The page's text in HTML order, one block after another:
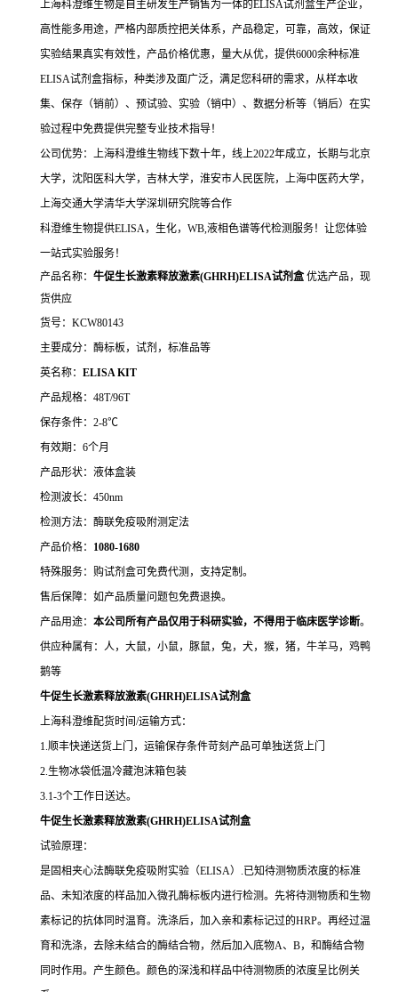
上海科澄维生物是自主研发生产销售为一体的ELISA试剂盒生产企业，
高性能多用途，严格内部质控把关体系，产品稳定，可靠，高效，保证
实验结果真实有效性，产品价格优惠，量大从优，提供6000余种标准
ELISA试剂盒指标，种类涉及面广泛，满足您科研的需求，从样本收
集、保存（销前）、预试验、实验（销中）、数据分析等（销后）在实
验过程中免费提供完整专业技术指导！
公司优势：上海科澄维生物线下数十年，线上2022年成立，长期与北京
大学，沈阳医科大学，吉林大学，淮安市人民医院，上海中医药大学，
上海交通大学清华大学深圳研究院等合作
科澄维生物提供ELISA，生化，WB,液相色谱等代检测服务！让您体验
一站式实验服务！
产品名称： 牛促生长激素释放激素(GHRH)ELISA试剂盒 优选产品，现
货供应
货号：KCW80143
主要成分：酶标板，试剂，标准品等
英名称： ELISA KIT
产品规格：48T/96T
保存条件：2-8℃
有效期：6个月
产品形状：液体盒装
检测波长：450nm
检测方法：酶联免疫吸附测定法
产品价格： 1080-1680
特殊服务：购试剂盒可免费代测，支持定制。
售后保障：如产品质量问题包免费退换。
产品用途： 本公司所有产品仅用于科研实验，不得用于临床医学诊断。
供应种属有：人，大鼠，小鼠，豚鼠，兔，犬，猴，猪，牛羊马，鸡鸭
鹅等
牛促生长激素释放激素(GHRH)ELISA试剂盒
上海科澄维配货时间/运输方式：
1.顺丰快递送货上门，运输保存条件苛刻产品可单独送货上门
2.生物冰袋低温冷藏泡沫箱包装
3.1-3个工作日送达。
牛促生长激素释放激素(GHRH)ELISA试剂盒
试验原理：
是固相夹心法酶联免疫吸附实验（ELISA）.已知待测物质浓度的标准
品、未知浓度的样品加入微孔酶标板内进行检测。先将待测物质和生物
素标记的抗体同时温育。洗涤后，加入亲和素标记过的HRP。再经过温
育和洗涤，去除未结合的酶结合物，然后加入底物A、B，和酶结合物
同时作用。产生颜色。颜色的深浅和样品中待测物质的浓度呈比例关